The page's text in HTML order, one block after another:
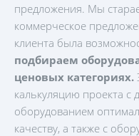
предложения. Мы
коммерческое
клиента была
подбираем
ценовых категориях.
калькуляцию проекта
оборудованием
качеству, а также с